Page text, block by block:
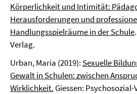
Körperlichkeit und Intimität:
Herausforderungen und
Handlungsspielräume in der Schule
Verlag.
Urban, Maria (2019): Sexuelle
Gewalt in Schulen: zwischen
Wirklichkeit. Giessen: Psychosozial-